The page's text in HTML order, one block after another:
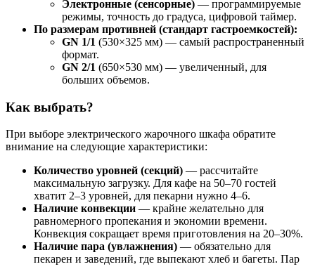
Электронные (сенсорные) — программируемые
режимы, точность до градуса, цифровой таймер.
По размерам противней (стандарт гастроемкостей):
GN 1/1 (530×325 мм) — самый распространенный
формат.
GN 2/1 (650×530 мм) — увеличенный, для
больших объемов.
Как выбрать?
При выборе электрического жарочного шкафа обратите
внимание на следующие характеристики:
Количество уровней (секций) — рассчитайте
максимальную загрузку. Для кафе на 50–70 гостей
хватит 2–3 уровней, для пекарни нужно 4–6.
Наличие конвекции — крайне желательно для
равномерного пропекания и экономии времени.
Конвекция сокращает время приготовления на 20–30%.
Наличие пара (увлажнения) — обязательно для
пекарен и заведений, где выпекают хлеб и багеты. Пар